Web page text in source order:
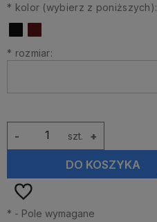
* kolor (wybierz z poniższych):
* rozmiar:
szt. +
-
DO KOSZYKA
* - Pole wymagane